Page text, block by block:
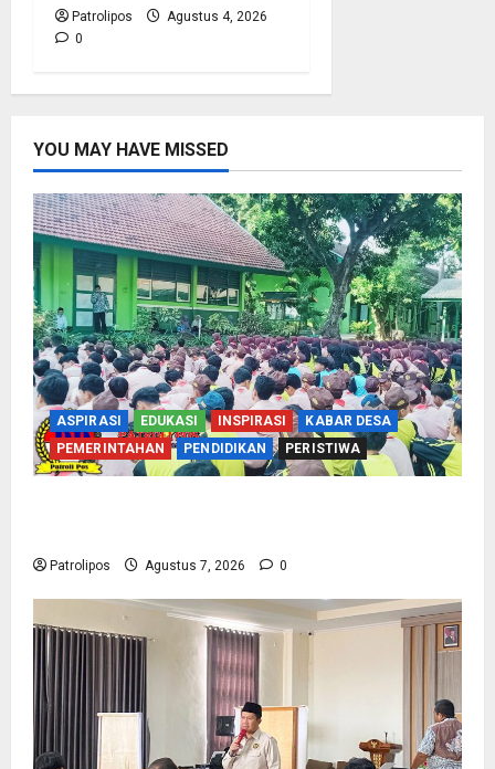
Patrolipos
Agustus 4, 2026
0
YOU MAY HAVE MISSED
ASPIRASI EDUKASI INSPIRASI
KABAR DESA
PEMERINTAHAN
PENDIDIKAN PERISTIWA
Patrolipos Agustus 7, 2026 0